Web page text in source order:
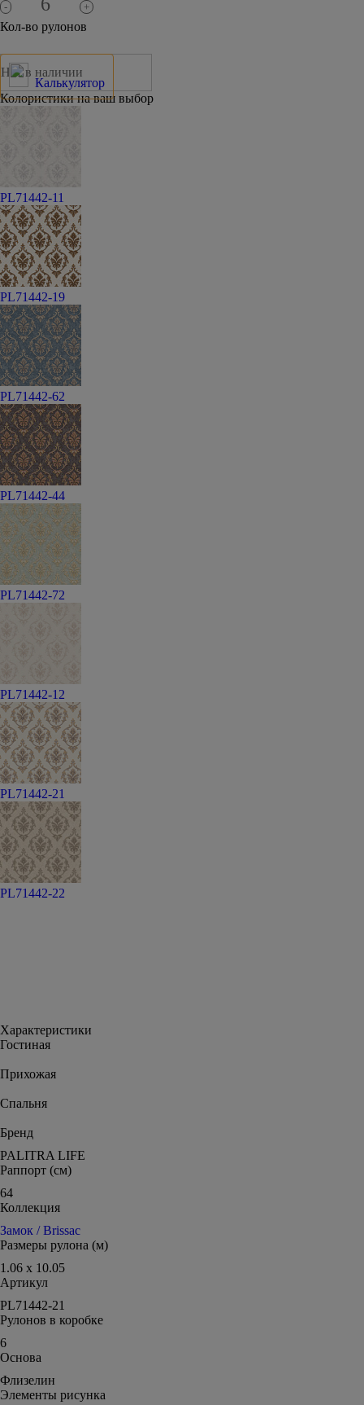
- +
Кол-во рулонов
Калькулятор
Нет в наличии
Колористики на ваш выбор
PL71442-11
PL71442-19
PL71442-62
PL71442-44
PL71442-72
PL71442-12
PL71442-21
PL71442-22
Характеристики
Гостиная
Прихожая
Спальня
Бренд
PALITRA LIFE
Раппорт (см)
64
Коллекция
Замок / Brissac
Размеры рулона (м)
1.06 x 10.05
Артикул
PL71442-21
Рулонов в коробке
6
Основа
Флизелин
Элементы рисунка